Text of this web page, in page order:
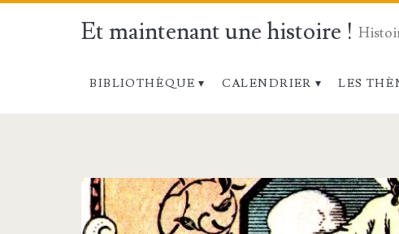
Et maintenant une histoire !
BIBLIOTHÈQUE CALENDRIER LES